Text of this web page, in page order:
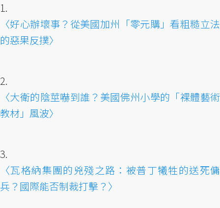
1.
〈好心辦壞事？從美國加州「零元購」看粗糙立法
的惡果反撲〉
2.
〈大衛的陰莖嚇到誰？美國佛州小學的「裸體藝術
教材」風波〉
3.
〈瓦格納集團的兇殘之路：被普丁犧牲的送死傭
兵？國際能否制裁打擊？〉